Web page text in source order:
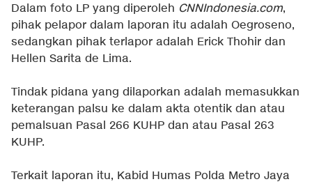
Dalam foto LP yang diperoleh CNNIndonesia.com,
pihak pelapor dalam laporan itu adalah Oegroseno,
sedangkan pihak terlapor adalah Erick Thohir dan
Hellen Sarita de Lima.
Tindak pidana yang dilaporkan adalah memasukkan
keterangan palsu ke dalam akta otentik dan atau
pemalsuan Pasal 266 KUHP dan atau Pasal 263
KUHP.
Terkait laporan itu, Kabid Humas Polda Metro Jaya